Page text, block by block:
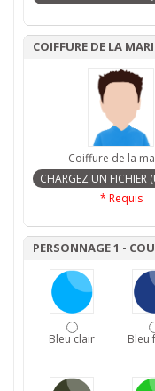
COIFFURE DE LA
Coiffure de la
* Requis
PERSONNAGE 1 -
Bleu clair Bleu